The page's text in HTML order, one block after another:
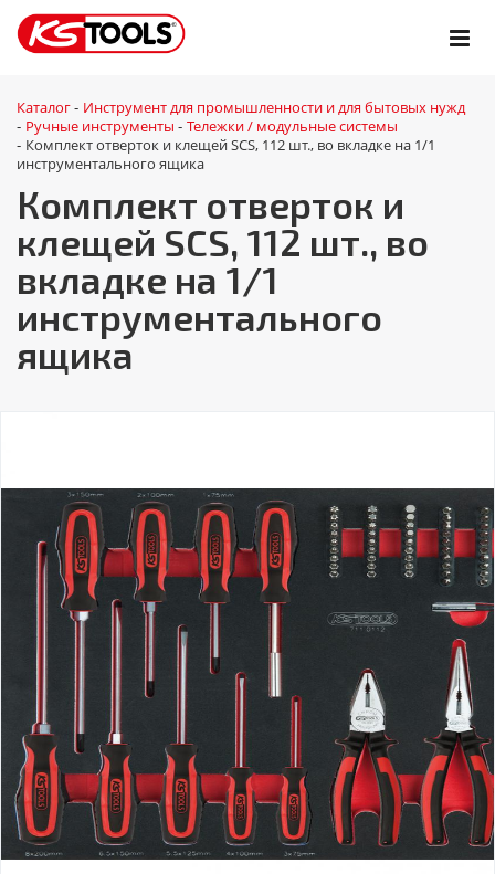
Каталог - Инструмент для промышленности и для бытовых нужд
- Ручные инструменты - Тележки / модульные системы
- Комплект отверток и клещей SCS, 112 шт., во вкладке на 1/1
инструментального ящика
Комплект отверток и
клещей SCS, 112 шт., во
вкладке на 1/1
инструментального
ящика